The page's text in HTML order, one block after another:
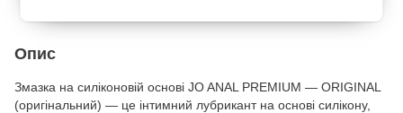
Опис
Змазка на силіконовій основі JO ANAL PREMIUM — ORIGINAL
(оригінальний) — це інтимний лубрикант на основі силікону,